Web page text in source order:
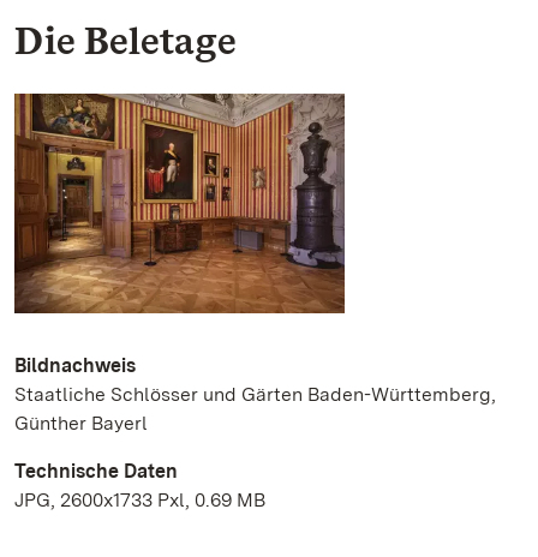
Die Beletage
Bildnachweis
Staatliche Schlösser und Gärten Baden-Württemberg,
Günther Bayerl
Technische Daten
JPG, 2600x1733 Pxl, 0.69 MB